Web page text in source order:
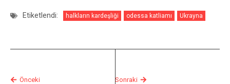
Etiketlendi: halkların kardeşliği odessa katliamı Ukrayna
Önceki Sonraki